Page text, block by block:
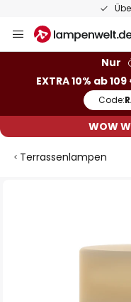
Inhalt
Nur
EXTRA 10% ab
Code:
WOW
Terrassenlampen